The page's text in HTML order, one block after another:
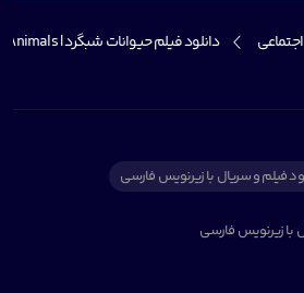
اجتماعی دانلود فیلم حیوانات شبگرد | Nocturnal Animals
فیلم و سریال با زیرنویس فارسی
با زیرنویس فارسی